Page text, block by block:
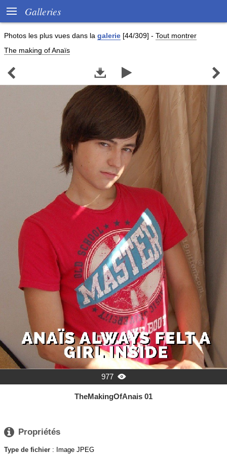
 Galleries
Photos les plus vues dans la galerie [44/309] - Tout montrer
The making of Anaïs
   
977 
TheMakingOfAnais 01
 Propriétés
Type de fichier : Image JPEG